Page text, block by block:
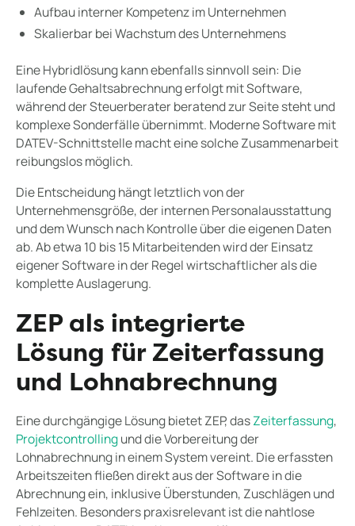
Aufbau interner Kompetenz im Unternehmen
Skalierbar bei Wachstum des Unternehmens
Eine Hybridlösung kann ebenfalls sinnvoll sein: Die
laufende Gehaltsabrechnung erfolgt mit Software,
während der Steuerberater beratend zur Seite steht und
komplexe Sonderfälle übernimmt. Moderne Software mit
DATEV-Schnittstelle macht eine solche Zusammenarbeit
reibungslos möglich.
Die Entscheidung hängt letztlich von der
Unternehmensgröße, der internen Personalausstattung
und dem Wunsch nach Kontrolle über die eigenen Daten
ab. Ab etwa 10 bis 15 Mitarbeitenden wird der Einsatz
eigener Software in der Regel wirtschaftlicher als die
komplette Auslagerung.
ZEP als integrierte
Lösung für Zeiterfassung
und Lohnabrechnung
Eine durchgängige Lösung bietet ZEP, dasZeiterfassung,
Projektcontrollingund die Vorbereitung der
Lohnabrechnung in einem System vereint. Die erfassten
Arbeitszeiten fließen direkt aus der Software in die
Abrechnung ein, inklusive Überstunden, Zuschlägen und
Fehlzeiten. Besonders praxisrelevant ist die nahtlose